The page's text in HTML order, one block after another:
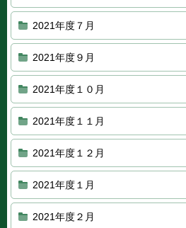
2021年度７月
2021年度９月
2021年度１０月
2021年度１１月
2021年度１２月
2021年度１月
2021年度２月